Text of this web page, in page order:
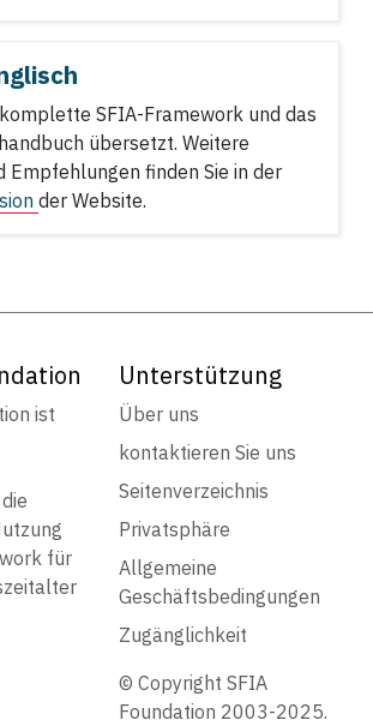
SFIA-Framework und das
übersetzt. Weitere
Empfehlungen finden Sie in der
der Website.
ist
für
Unterstützung
Über uns
kontaktieren Sie uns
Seitenverzeichnis
Privatsphäre
Allgemeine
Geschäftsbedingungen
Zugänglichkeit
© Copyright SFIA
Foundation 2003-2025.